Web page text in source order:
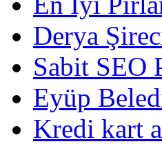
Derya
Sabit SEO
Eyüp
Kredi kart